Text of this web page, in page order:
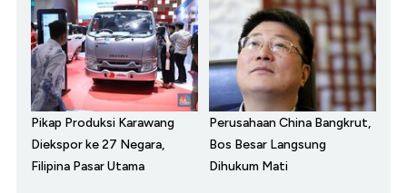
Pikap Produksi Karawang
Diekspor ke 27 Negara,
Filipina Pasar Utama
Perusahaan China Bangkrut,
Bos Besar Langsung
Dihukum Mati